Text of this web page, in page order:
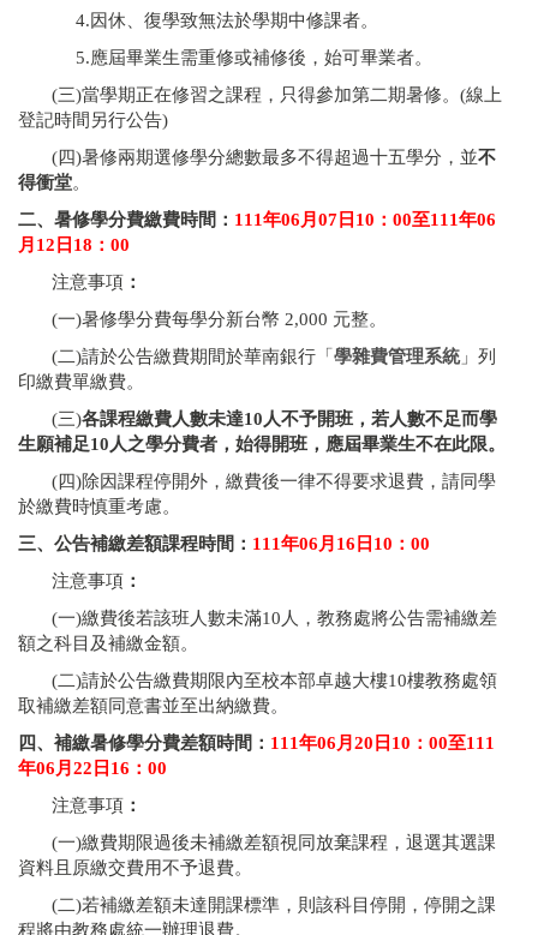
4.因休、復學致無法於學期中修課者。
5.應屆畢業生需重修或補修後，始可畢業者。
(三)當學期正在修習之課程，只得參加第二期暑修。(線上
登記時間另行公告)
(四)暑修兩期選修學分總數最多不得超過十五學分，並不
得衝堂。
二、暑修學分費繳費時間： 111年06 月 07 日 10 ： 00至111年06
月 12 日 18 ： 00
注意事項 ：
(一)暑修學分費每學分新台幣 2,000 元整。
(二)請於公告繳費期間於華南銀行「 學雜費管理系統」列
印繳費單繳費。
(三)各課程繳費人數未達10 人不予開班，若人數不足而學
生願補足10 人之學分費者，始得開班，應屆畢業生不在此限。
(四)除因課程停開外，繳費後一律不得要求退費，請同學
於繳費時慎重考慮。
三、公告補繳差額課程時間： 111年06 月16 日 10 ： 00
注意事項 ：
(一)繳費後若該班人數未滿10人，教務處將公告需補繳差
額之科目及補繳金額。
(二)請於公告繳費期限內至校本部卓越大樓10樓教務處領
取補繳差額同意書並至出納繳費。
四、補繳暑修學分費差額時間： 111年06 月 20 日 10 ： 00至111
年06 月 22 日 16 ： 00
注意事項 ：
(一)繳費期限過後未補繳差額視同放棄課程，退選其選課
資料且原繳交費用不予退費。
(二)若補繳差額未達開課標準，則該科目停開，停開之課
程將由教務處統一辦理退費。